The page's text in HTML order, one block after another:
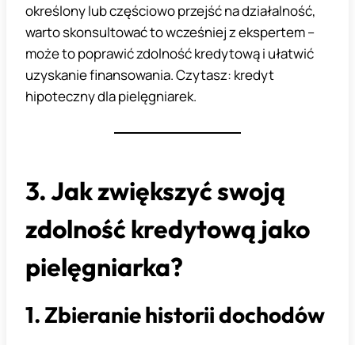
określony lub częściowo przejść na działalność,
warto skonsultować to wcześniej z ekspertem –
może to poprawić zdolność kredytową i ułatwić
uzyskanie finansowania. Czytasz: kredyt
hipoteczny dla pielęgniarek.
3. Jak zwiększyć swoją
zdolność kredytową jako
pielęgniarka?
1. Zbieranie historii dochodów